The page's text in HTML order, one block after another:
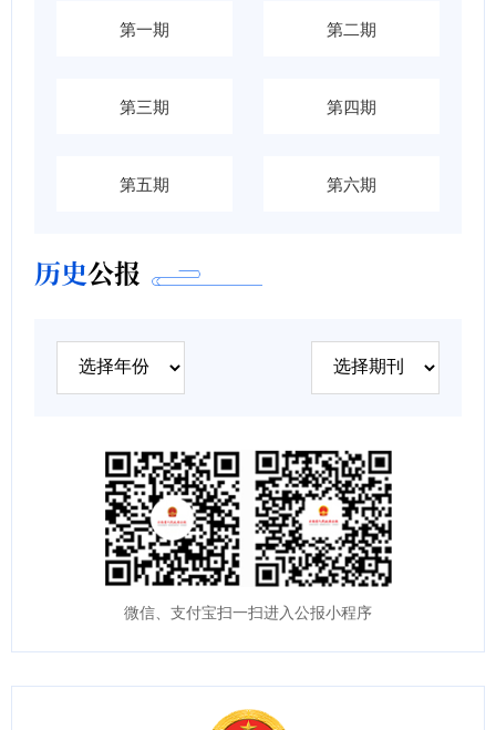
第一期 第二期
第三期 第四期
第五期 第六期
历史公报
微信、支付宝扫一扫进入公报小程序